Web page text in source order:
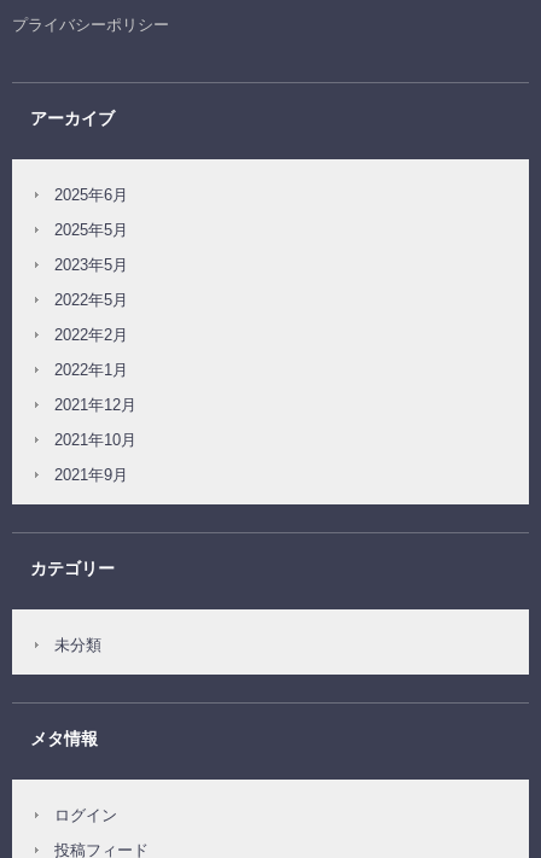
プライバシーポリシー
アーカイブ
2025年6月
2025年5月
2023年5月
2022年5月
2022年2月
2022年1月
2021年12月
2021年10月
2021年9月
カテゴリー
未分類
メタ情報
ログイン
投稿フィード